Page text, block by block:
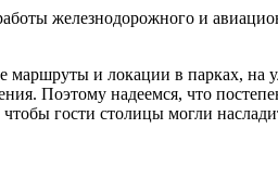
железнодорожного и
маршруты и локации в парках,
Поэтому надеемся, что
гости столицы могли